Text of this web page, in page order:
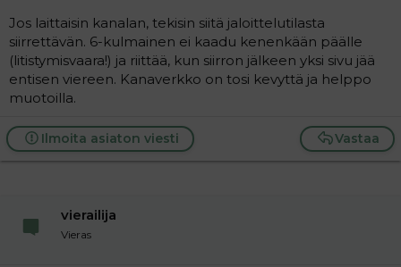
Jos laittaisin kanalan, tekisin siitä jaloittelutilasta
siirrettävän. 6-kulmainen ei kaadu kenenkään päälle
(litistymisvaara!) ja riittää, kun siirron jälkeen yksi sivu jää
entisen viereen. Kanaverkko on tosi kevyttä ja helppo
muotoilla.
Vastaa
Ilmoita asiaton viesti
vierailija
Vieras